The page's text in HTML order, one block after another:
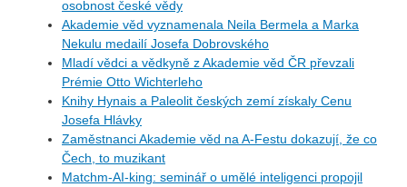
osobnost české vědy
Akademie věd vyznamenala Neila Bermela a Marka
Nekulu medailí Josefa Dobrovského
Mladí vědci a vědkyně z Akademie věd ČR převzali
Prémie Otto Wichterleho
Knihy Hynais a Paleolit českých zemí získaly Cenu
Josefa Hlávky
Zaměstnanci Akademie věd na A-Festu dokazují, že co
Čech, to muzikant
Matchm-AI-king: seminář o umělé inteligenci propojil